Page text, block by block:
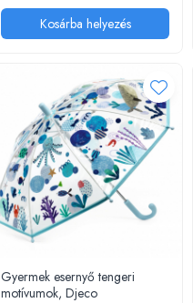
Kosárba helyezés
Gyermek esernyő tengeri
motívumok, Djeco